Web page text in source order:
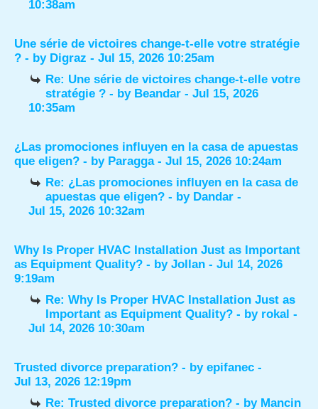
10:38am
Une série de victoires change-t-elle votre stratégie
? - by Digraz - Jul 15, 2026 10:25am
Re: Une série de victoires change-t-elle votre
stratégie ? - by Beandar - Jul 15, 2026
10:35am
¿Las promociones influyen en la casa de apuestas
que eligen? - by Paragga- Jul 15, 2026 10:24am
Re: ¿Las promociones influyen en la casa de
apuestas que eligen? - by Dandar -
Jul 15, 2026 10:32am
Why Is Proper HVAC Installation Just as Important
as Equipment Quality? - by Jollan - Jul 14, 2026
9:19am
Re: Why Is Proper HVAC Installation Just as
Important as Equipment Quality? - by rokal -
Jul 14, 2026 10:30am
Trusted divorce preparation? - by epifanec -
Jul 13, 2026 12:19pm
Re: Trusted divorce preparation? - by Mancin